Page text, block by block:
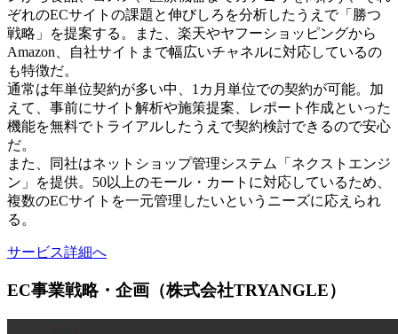
ぞれのECサイトの課題と伸びしろを分析したうえで「勝つ
戦略」を提案する。また、楽天やヤフーショッピングから
Amazon、自社サイトまで幅広いチャネルに対応しているの
も特徴だ。
通常は年単位契約が多い中、1カ月単位での契約が可能。加
えて、事前にサイト解析や施策提案、レポート作成といった
機能を無料でトライアルしたうえで契約検討できるので安心
だ。
また、同社はネットショップ管理システム「ネクストエンジ
ン」を提供。50以上のモール・カートに対応しているため、
複数のECサイトを一元管理したいというニーズに応えられ
る。
サービス詳細へ
EC事業戦略・企画（株式会社TRYANGLE）